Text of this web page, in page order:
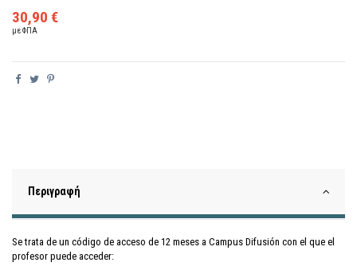
30,90 €
με ΦΠΑ
Περιγραφή
Se trata de un código de acceso de 12 meses a Campus Difusión con el que el
profesor puede acceder: